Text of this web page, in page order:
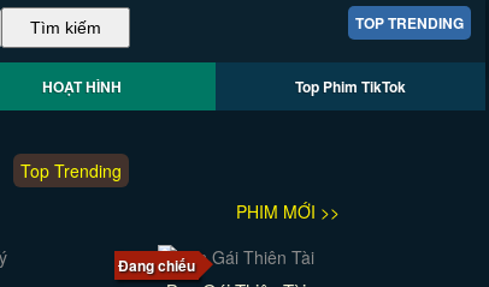
TOP TRENDING
HOẠT HÌNH Top Phim TikTok
Top Trending
PHIM MỚI >>
Đang chiếu